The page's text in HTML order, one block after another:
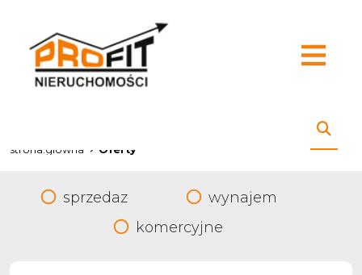
strona.glowna Oferty
sprzedaz
wynajem
komercyjne